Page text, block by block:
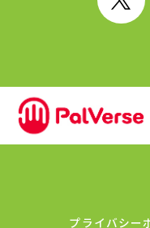
X
プライバシー